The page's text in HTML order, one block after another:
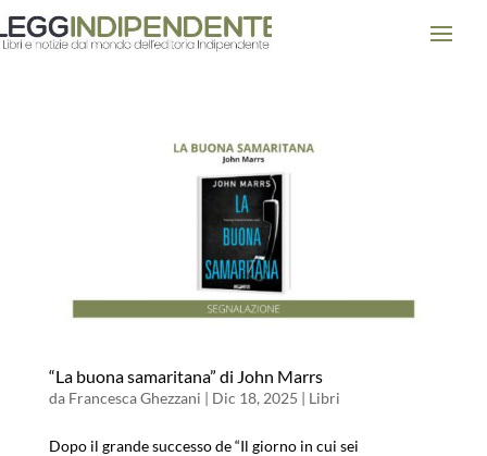
“La buona samaritana” di John Marrs
da Francesca Ghezzani | Dic 18, 2025 | Libri
Dopo il grande successo de “Il giorno in cui sei